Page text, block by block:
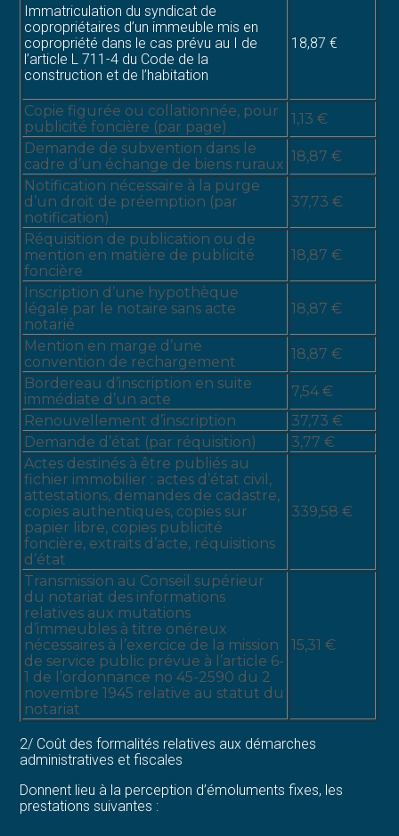
Immatriculation du syndicat de
copropriétaires d’un immeuble mis en
copropriété dans le cas prévu au I de
l’article L 711-4 du Code de la
construction et de l’habitation
18,87 €
Copie figurée ou collationnée, pour
publicité foncière (par page)
1,13 €
Demande de subvention dans le
cadre d’un échange de biens ruraux 18,87 €
Notification nécessaire à la purge
d’un droit de préemption (par
notification)
37,73 €
Réquisition de publication ou de
mention en matière de publicité
foncière
18,87 €
Inscription d’une hypothèque
légale par le notaire sans acte
notarié
18,87 €
Mention en marge d’une
convention de rechargement
18,87 €
Bordereau d’inscription en suite
immédiate d’un acte
7,54 €
Renouvellement d’inscription
37,73 €
Demande d’état (par réquisition)
3,77 €
Actes destinés à être publiés au
fichier immobilier : actes d’état civil,
attestations, demandes de cadastre,
copies authentiques, copies sur
papier libre, copies publicité
foncière, extraits d’acte, réquisitions
d’état
339,58 €
Transmission au Conseil supérieur
du notariat des informations
relatives aux mutations
d’immeubles à titre onéreux
nécessaires à l’exercice de la mission
de service public prévue à l’article 6-
1 de l’ordonnance no 45-2590 du 2
novembre 1945 relative au statut du
notariat
15,31 €
2/ Coût des formalités relatives aux démarches
administratives et fiscales
Donnent lieu à la perception d’émoluments fixes, les
prestations suivantes :